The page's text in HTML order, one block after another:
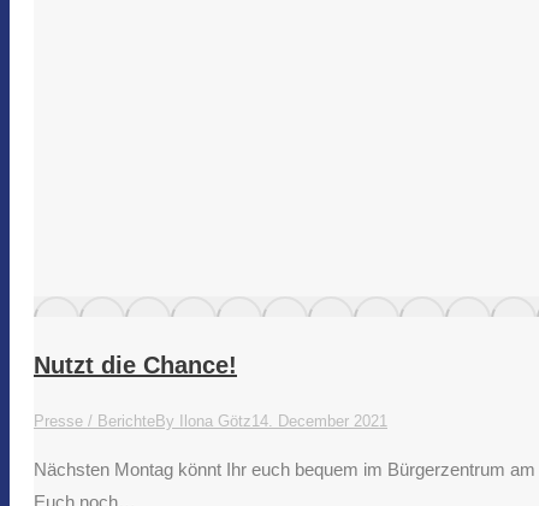
Nutzt die Chance!
Presse / BerichteBy Ilona Götz14. December 2021
Nächsten Montag könnt Ihr euch bequem im Bürgerzentrum